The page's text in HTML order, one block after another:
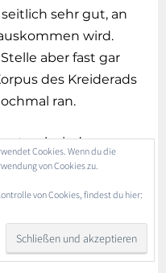
sehr gut, an
wird.
aber fast gar
des Kreiderads
ran.
wieder
Cottbus, Berlin
Cookies. Wenn du die
von Cookies zu.
von Cookies, findest du hier: